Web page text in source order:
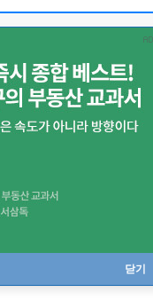
닫기